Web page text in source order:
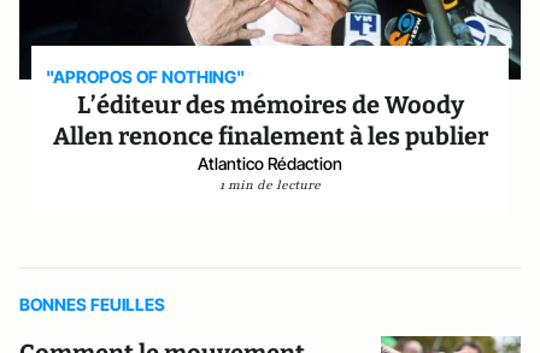
"APROPOS OF NOTHING"
L’éditeur des mémoires de Woody
Allen renonce finalement à les publier
Atlantico Rédaction
1 min de lecture
BONNES FEUILLES